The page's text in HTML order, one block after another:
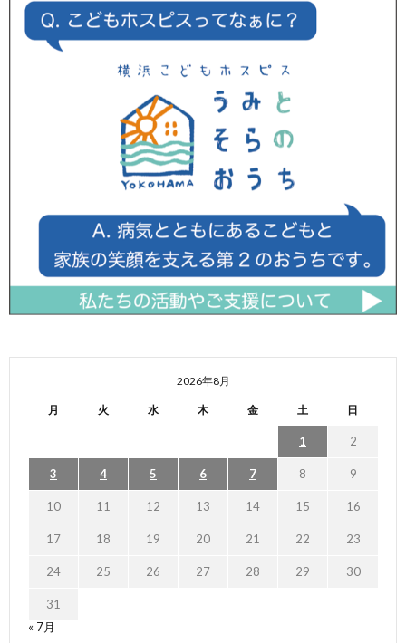
2026年8月
月 火 水 木 金 土 日
1 2
3 4 5 6 7 8 9
10 11 12 13 14 15 16
17 18 19 20 21 22 23
24 25 26 27 28 29 30
31
« 7月